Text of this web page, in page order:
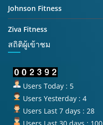
Johnson Fitness
Ziva Fitness
สถิติผู้เข้าชม
Users Today : 5
Users Yesterday : 4
Users Last 7 days : 28